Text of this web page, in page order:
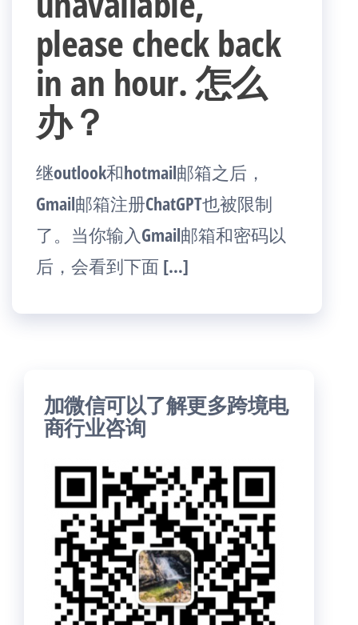
please check back
in an hour. 怎么
办？
继outlook和hotmail邮箱之后，
Gmail邮箱注册ChatGPT也被限制
了。当你输入Gmail邮箱和密码以
后，会看到下面 […]
加微信可以了解更多跨境电
商行业咨询